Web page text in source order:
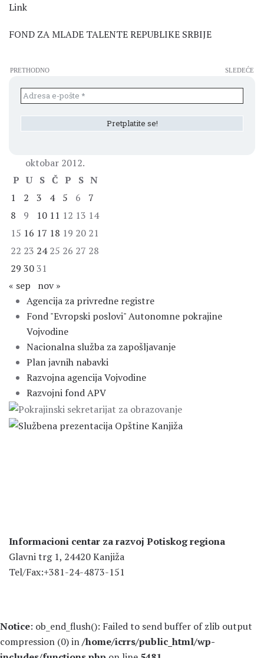
Link
FOND ZA MLADE TALENTE REPUBLIKE SRBIJE
PRETHODNO SLEDEĆE
oktobar 2012.
P U S Č P S N
1
2 3 4 5 6
7
8
9 10 11 12 13 14
15 16 17 18 19 20 21
22 23 24 25 26 27 28
29 30 31
« sep
nov »
Agencija za privredne registre
Fond "Evropski poslovi" Autonomne pokrajine
Vojvodine
Nacionalna služba za zapošljavanje
Plan javnih nabavki
Razvojna agencija Vojvodine
Razvojni fond APV
Informacioni centar za razvoj Potiskog regiona
Glavni trg 1, 24420 Kanjiža
Tel/Fax:+381-24-4873-151
Notice: ob_end_flush(): Failed to send buffer of zlib output
compression (0) in/home/icrrs/public_html/wp-